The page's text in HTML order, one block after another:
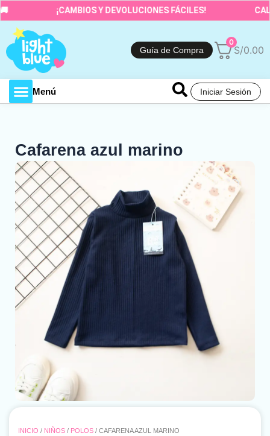
Ir
al
contenido
¡CAMBIOS Y DEVOLUCIONES FÁCILES!
Guía de Compra
0
S/0.00
Menú Iniciar Sesión
Cafarena azul marino
INICIO / NIÑOS / POLOS / CAFARENA AZUL MARINO